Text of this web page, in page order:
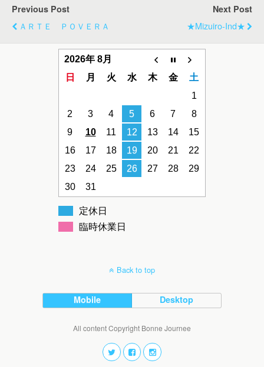
Previous Post
ＡＲＴＥ ＰＯＶＥＲＡ
Next Post
★mizuiro-Ind★
2026年 8月
日
月 火 水 木 金
土
1
2
3 4 5 6 7
8
9
10 11 12 13 14
15
16
17 18 19 20 21
22
23
24 25 26 27 28
29
30
31
定休日
臨時休業日
Back to top
Mobile Desktop
All content Copyright Bonne Journee